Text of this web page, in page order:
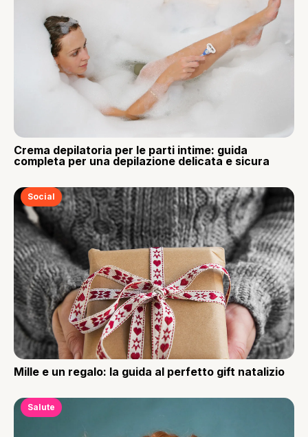
Crema depilatoria per le parti intime: guida
completa per una depilazione delicata e sicura
Social
Mille e un regalo: la guida al perfetto gift natalizio
Salute